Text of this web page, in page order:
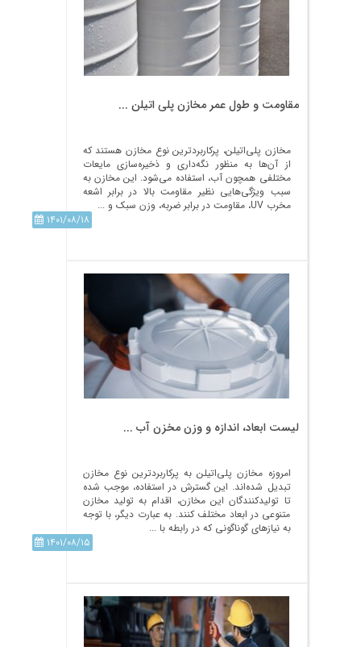
۱۴۰۱/۰۸/۱۸
مقاومت و طول عمر مخازن پلی اتیلن ...
مخازن پلی‌اتیلن، پرکاربردترین نوع مخازن هستند که
از آن‌ها به منظور نگه‌داری و ذخیره‌سازی مایعات
مختلفی همچون آب، استفاده می‌شود. این مخازن به
سبب ویژگی‌هایی نظیر مقاومت بالا در برابر اشعه
مخرب UV، مقاومت در برابر ضربه، وزن سبک و ...
۱۴۰۱/۰۸/۱۵
لیست ابعاد، اندازه و وزن مخزن آب ...
امروزه مخازن پلی‌اتیلن به پرکاربردترین نوع مخازن
تبدیل شده‌اند. این گسترش در استفاده، موجب شده
تا تولیدکنندگان این مخازن، اقدام به تولید مخازن
متنوعی در ابعاد مختلف کنند. به عبارت دیگر، با توجه
به نیازهای گوناگونی که در رابطه با ...